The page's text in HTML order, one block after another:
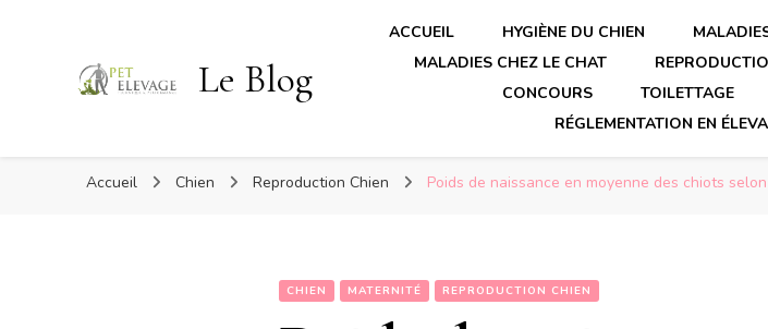
Le Blog
ACCUEIL HYGIÈNE DU CHIEN
MALADIES CHEZ LE CHAT
CONCOURS
TOILETTAGE
RÉGLEMENTATION EN
Accueil Chien Reproduction Chien Poids de naissance en moyenne des chiots
CHIEN MATERNITÉ REPRODUCTION CHIEN